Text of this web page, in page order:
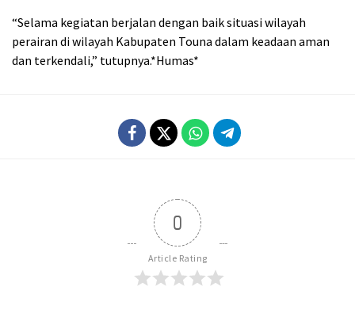
“Selama kegiatan berjalan dengan baik situasi wilayah
perairan di wilayah Kabupaten Touna dalam keadaan aman
dan terkendali,” tutupnya.*Humas*
0
Article Rating